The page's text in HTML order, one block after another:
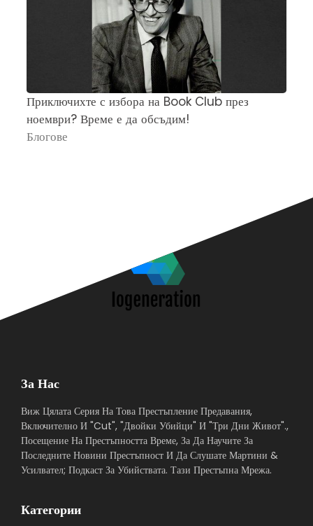
Приключихте с избора на Book Club през
ноември? Време е да обсъдим!
Блогове
За Нас
Виж Цялата Серия На Това Престъпление Предавания,
Включително И "Cut", "Двойки Убийци" И "Три Дни Живот".,
Посещение На Престъпността Време, За Да Научите За
Последните Новини Престъпност И Да Слушате Мартини &
Усилвател; Подкаст За Убийствата. Тази Престъпна Мрежа.
Категории